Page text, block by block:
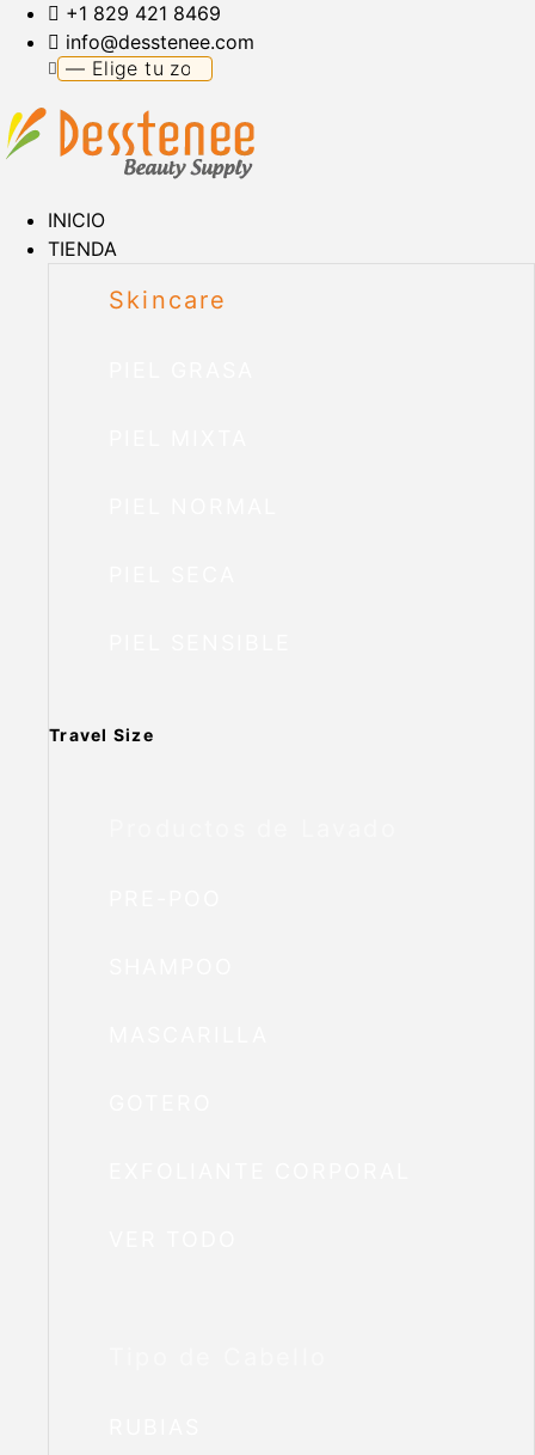
+1 829 421 8469
info@desstenee.com
INICIO
TIENDA
Skincare
Travel Size